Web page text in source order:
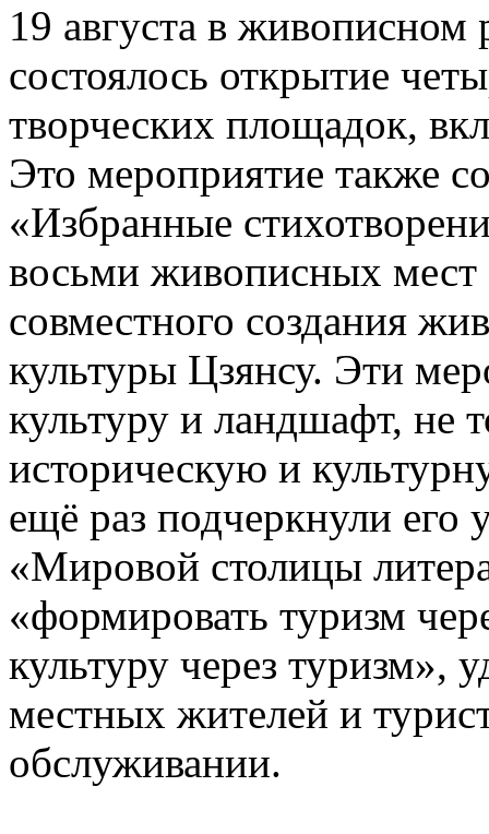
19 августа в
состоялось открытие
творческих площадок,
Это мероприятие также
«Избранные
восьми живописных
совместного создания
культуры Цзянсу. Эти
культуру и ландшафт, не
историческую и
ещё раз подчеркнули его
«Мировой столицы
«формировать туризм
культуру через туризм»,
местных жителей и
обслуживании.